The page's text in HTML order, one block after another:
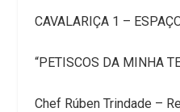
CAVALARIÇA 1 –
“PETISCOS DA MINHA
Chef Rúben Trindade –